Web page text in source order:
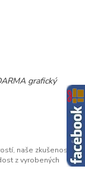
naše zkušenosti
z vyrobených
grafický